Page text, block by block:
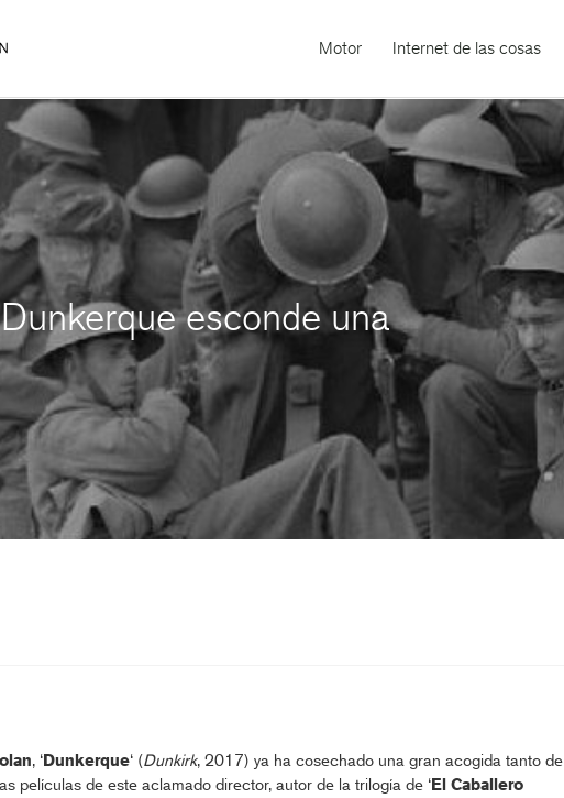
Motor Internet de las cosas
esconde una
, ‘Dunkerque‘ (Dunkirk, 2017) ya ha cosechado una gran acogida tanto de
películas de este aclamado director, autor de la trilogía de ‘El Caballero